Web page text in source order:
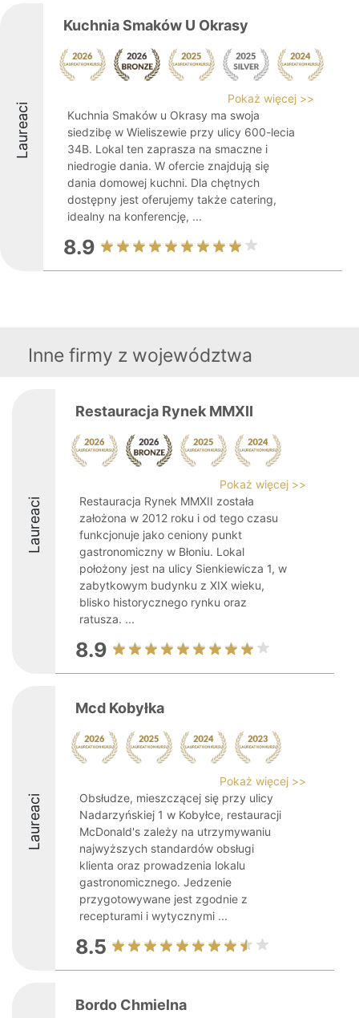
Laureaci
Kuchnia Smaków U Okrasy
Pokaż więcej >>
Kuchnia Smaków u Okrasy ma swoja
siedzibę w Wieliszewie przy ulicy 600-lecia
34B. Lokal ten zaprasza na smaczne i
niedrogie dania. W ofercie znajdują się
dania domowej kuchni. Dla chętnych
dostępny jest oferujemy także catering,
idealny na konferencję, ...
8.9
Inne firmy z województwa
Laureaci
Restauracja Rynek MMXII
Pokaż więcej >>
Restauracja Rynek MMXII została
założona w 2012 roku i od tego czasu
funkcjonuje jako ceniony punkt
gastronomiczny w Błoniu. Lokal
położony jest na ulicy Sienkiewicza 1, w
zabytkowym budynku z XIX wieku,
blisko historycznego rynku oraz
ratusza. ...
8.9
Laureaci
Mcd Kobyłka
Pokaż więcej >>
Obsłudze, mieszczącej się przy ulicy
Nadarzyńskiej 1 w Kobyłce, restauracji
McDonald's zależy na utrzymywaniu
najwyższych standardów obsługi
klienta oraz prowadzenia lokalu
gastronomicznego. Jedzenie
przygotowywane jest zgodnie z
recepturami i wytycznymi ...
8.5
Bordo Chmielna